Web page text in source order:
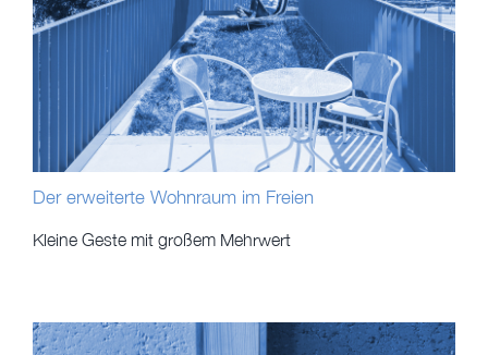
Der erweiterte Wohnraum im Freien
Kleine Geste mit großem Mehrwert